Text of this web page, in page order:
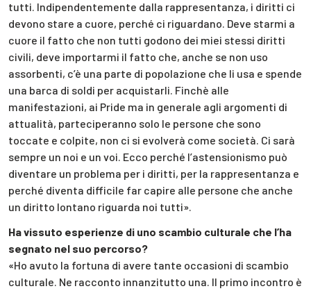
tutti. Indipendentemente dalla rappresentanza, i diritti ci
devono stare a cuore, perché ci riguardano. Deve starmi a
cuore il fatto che non tutti godono dei miei stessi diritti
civili, deve importarmi il fatto che, anche se non uso
assorbenti, c’è una parte di popolazione che li usa e spende
una barca di soldi per acquistarli. Finchè alle
manifestazioni, ai Pride ma in generale agli argomenti di
attualità, parteciperanno solo le persone che sono
toccate e colpite, non ci si evolverà come società. Ci sarà
sempre un noi e un voi. Ecco perché l’astensionismo può
diventare un problema per i diritti, per la rappresentanza e
perché diventa difficile far capire alle persone che anche
un diritto lontano riguarda noi tutti».
Ha vissuto esperienze di uno scambio culturale che l’ha
segnato nel suo percorso?
«Ho avuto la fortuna di avere tante occasioni di scambio
culturale. Ne racconto innanzitutto una. Il primo incontro è